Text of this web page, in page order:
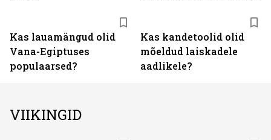
Kas lauamängud olid
Vana-Egiptuses
populaarsed?
Kas kandetoolid olid
mõeldud laiskadele
aadlikele?
VIIKINGID